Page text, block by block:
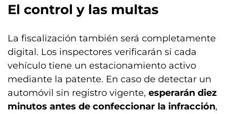
El control y las multas
La fiscalización también será completamente
digital. Los inspectores verificarán si cada
vehículo tiene un estacionamiento activo
mediante la patente. En caso de detectar un
automóvil sin registro vigente, esperarán diez
minutos antes de confeccionar la infracción,